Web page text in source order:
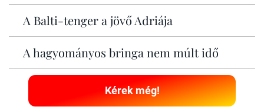
A Balti-tenger a jövő Adriája
A hagyományos bringa nem múlt idő
Kérek még!